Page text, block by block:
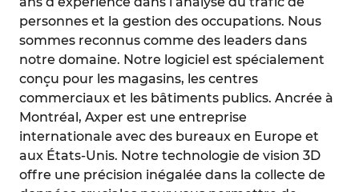
personnes et la gestion des occupations. Nous
sommes reconnus comme des leaders dans
notre domaine. Notre logiciel est spécialement
conçu pour les magasins, les centres
commerciaux et les bâtiments publics. Ancrée à
Montréal, Axper est une entreprise
internationale avec des bureaux en Europe et
aux États-Unis. Notre technologie de vision 3D
offre une précision inégalée dans la collecte de